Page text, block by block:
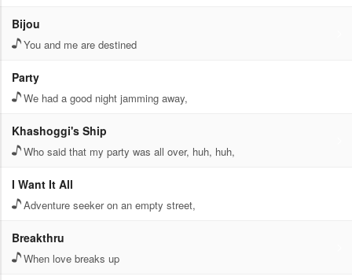
Bijou
You and me are destined
Party
We had a good night jamming away,
Khashoggi's Ship
Who said that my party was all over, huh, huh,
I Want It All
Adventure seeker on an empty street,
Breakthru
When love breaks up